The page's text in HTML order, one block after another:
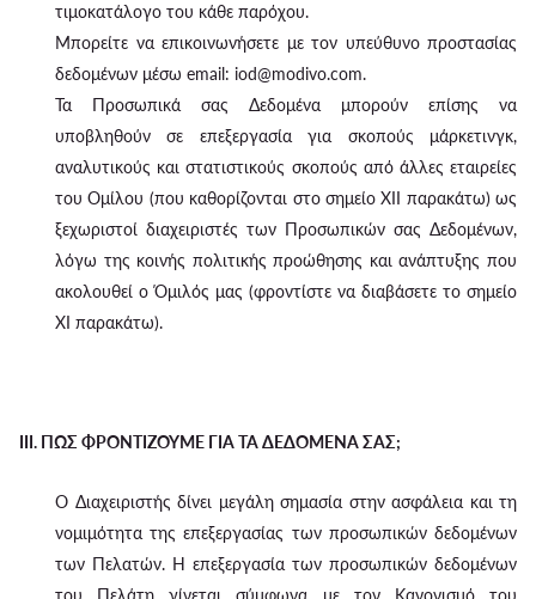
τιμοκατάλογο του κάθε παρόχου.
Μπορείτε να επικοινωνήσετε με τον υπεύθυνο προστασίας
δεδομένων μέσω email: iod@modivo.com.
Τα Προσωπικά σας Δεδομένα μπορούν επίσης να
υποβληθούν σε επεξεργασία για σκοπούς μάρκετινγκ,
αναλυτικούς και στατιστικούς σκοπούς από άλλες εταιρείες
του Ομίλου (που καθορίζονται στο σημείο XII παρακάτω) ως
ξεχωριστοί διαχειριστές των Προσωπικών σας Δεδομένων,
λόγω της κοινής πολιτικής προώθησης και ανάπτυξης που
ακολουθεί ο Όμιλός μας (φροντίστε να διαβάσετε το σημείο
XI παρακάτω).
III. ΠΩΣ ΦΡΟΝΤΙΖΟΥΜΕ ΓΙΑ ΤΑ ΔΕΔΟΜΕΝΑ ΣΑΣ;
Ο Διαχειριστής δίνει μεγάλη σημασία στην ασφάλεια και τη
νομιμότητα της επεξεργασίας των προσωπικών δεδομένων
των Πελατών. Η επεξεργασία των προσωπικών δεδομένων
του Πελάτη γίνεται σύμφωνα με τον Κανονισμό του